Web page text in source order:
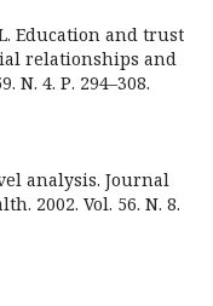
Education and trust
relationships and
N. 4. Р. 294–308.
analysis. Journal
2002. Vol. 56. N. 8.